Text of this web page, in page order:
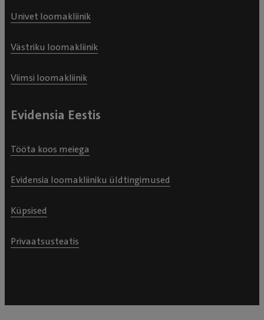
Univet loomakliinik
Västriku loomakliinik
Viimsi loomakliinik
Evidensia Eestis
Tööta koos meiega
Evidensia loomakliiniku üldtingimused
Küpsised
Privaatsusteatis